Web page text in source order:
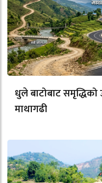
धुले बाटोबाट समृद्धिको
माथागढी